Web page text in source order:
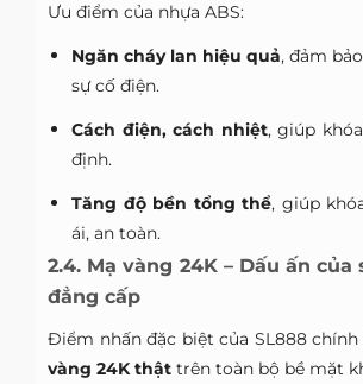
Ưu điểm của nhựa ABS:
Ngăn cháy lan hiệu quả, đảm
sự cố điện.
Cách điện, cách nhiệt, giúp
định.
Tăng độ bền tổng thể, giúp
ái, an toàn.
2.4. Mạ vàng 24K – Dấu ấn của
đẳng cấp
Điểm nhấn đặc biệt của SL888 chính
vàng 24K thật trên toàn bộ bề mặt